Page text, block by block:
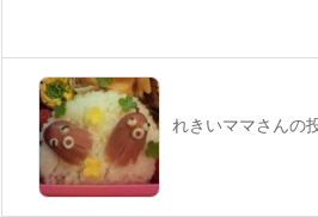
れきいママさんの